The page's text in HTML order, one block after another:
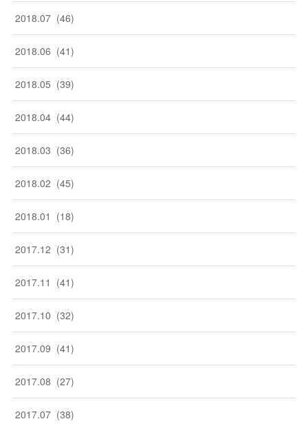
2018.07 (46)
2018.06 (41)
2018.05 (39)
2018.04 (44)
2018.03 (36)
2018.02 (45)
2018.01 (18)
2017.12 (31)
2017.11 (41)
2017.10 (32)
2017.09 (41)
2017.08 (27)
2017.07 (38)